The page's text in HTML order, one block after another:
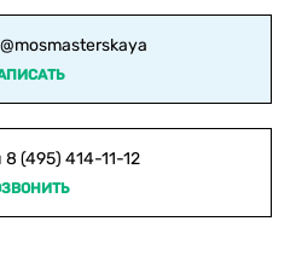
@mosmasterskaya
8 (495) 414-11-12